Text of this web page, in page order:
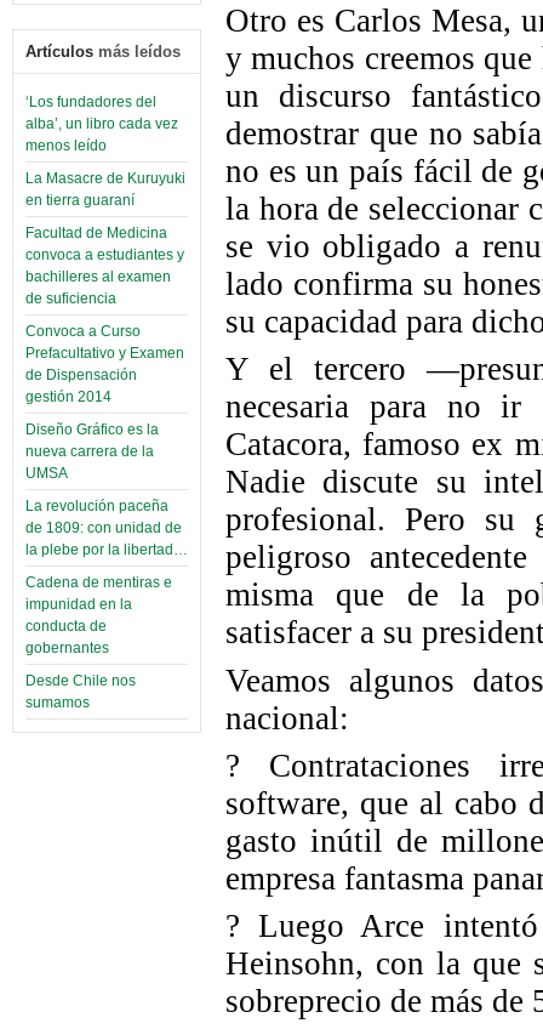
Artículos más leídos
‘Los fundadores del
alba’, un libro cada vez
menos leído
La Masacre de Kuruyuki
en tierra guaraní
Facultad de Medicina
convoca a estudiantes y
bachilleres al examen
de suficiencia
Convoca a Curso
Prefacultativo y Examen
de Dispensación
gestión 2014
Diseño Gráfico es la
nueva carrera de la
UMSA
La revolución paceña
de 1809: con unidad de
la plebe por la libertad…
Cadena de mentiras e
impunidad en la
conducta de
gobernantes
Desde Chile nos
sumamos
Otro es Carlos Mesa,
y muchos creemos
un discurso
demostrar que no
no es un país fácil de
la hora de seleccionar
se vio obligado a
lado confirma su
su capacidad para
Y el tercero
necesaria para no
Catacora, famoso ex
Nadie discute su
profesional. Pero su
peligroso
misma que de la
satisfacer a su
Veamos algunos
nacional:
? Contrataciones
software, que al cabo
gasto inútil de
empresa fantasma
? Luego Arce
Heinsohn, con la que
sobreprecio de más